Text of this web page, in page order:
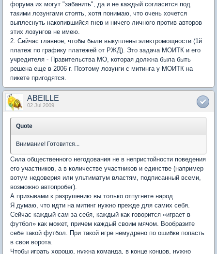
форума их могут "забанить", да и не каждый согласится под
такими лозунгами стоять, хотя понимаю, что очень хочется
выплеснуть накопившийся гнев и ничего личного против авторов
этих лозунгов не имею.
2. Сейчас главное, чтобы были выкуплены электромощности (1й
платеж по графику платежей от РЖД). Это задача МОИТК и его
учредителя - Правительства МО, которая должна была быть
решена еще в 2006 г. Поэтому лозунги с митинга у МОИТК на
пикете пригодятся.
ABEILLE
02 Jul 2009
Quote
Внимание! Готовится...
Сила общественного негодования не в непристойности поведения
его участников, а в количестве участников и единстве (например
вотум недоверия или ультиматум властям, подписанный всеми,
возможно автопробег).
А призывами к разрушению вы только отпугнете народ.
Я думаю, что идти на митинг нужно прежде для самих себя.
Сейчас каждый сам за себя, каждый как говорится «играет в
футбол» как может, причем каждый своим мячом. Вообразите
себе такой футбол. При такой игре немудрено по ошибке попасть
в свои ворота.
Чтобы играть хорошо, нужна команда, в конце концов, нужно